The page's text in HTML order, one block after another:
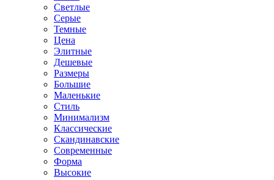
Светлые
Серые
Темные
Цена
Элитные
Дешевые
Размеры
Большие
Маленькие
Стиль
Минимализм
Классические
Скандинавские
Современные
Форма
Высокие